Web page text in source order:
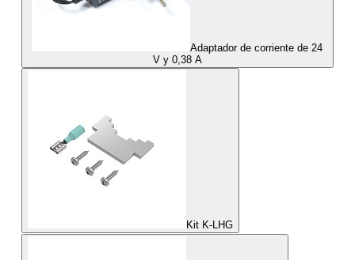
Adaptador de corriente de 24
V y 0,38 A
Kit K-LHG